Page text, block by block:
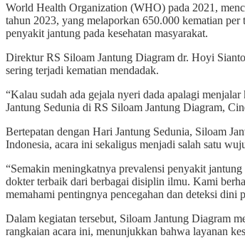
World Health Organization (WHO) pada 2021,
tahun 2023, yang melaporkan 650.000 kematian
penyakit jantung pada kesehatan masyarakat.
Direktur RS Siloam Jantung Diagram dr. Hoyi
sering terjadi kematian mendadak.
“Kalau sudah ada gejala nyeri dada apalagi
Jantung Sedunia di RS Siloam Jantung Diagram,
Bertepatan dengan Hari Jantung Sedunia, Siloam
Indonesia, acara ini sekaligus menjadi salah satu
“Semakin meningkatnya prevalensi penyakit
dokter terbaik dari berbagai disiplin ilmu. Kami
memahami pentingnya pencegahan dan deteksi dini
Dalam kegiatan tersebut, Siloam Jantung Diagram
rangkaian acara ini, menunjukkan bahwa layanan